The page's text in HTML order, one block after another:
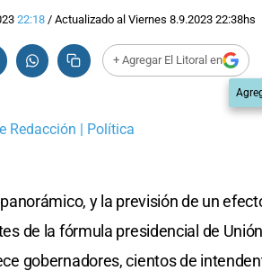
22:18/ Actualizado al Viernes 8.9.2023 22:38hs
+ Agregar El Litoral en
Redacción | Política
y la previsión de un
de la fórmula presidencial de
gobernadores, cientos de